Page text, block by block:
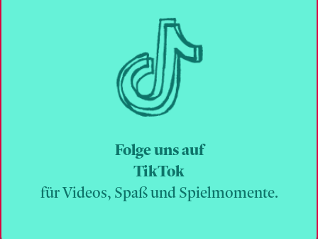
Folge uns auf
TikTok
für Videos, Spaß und Spielmomente.